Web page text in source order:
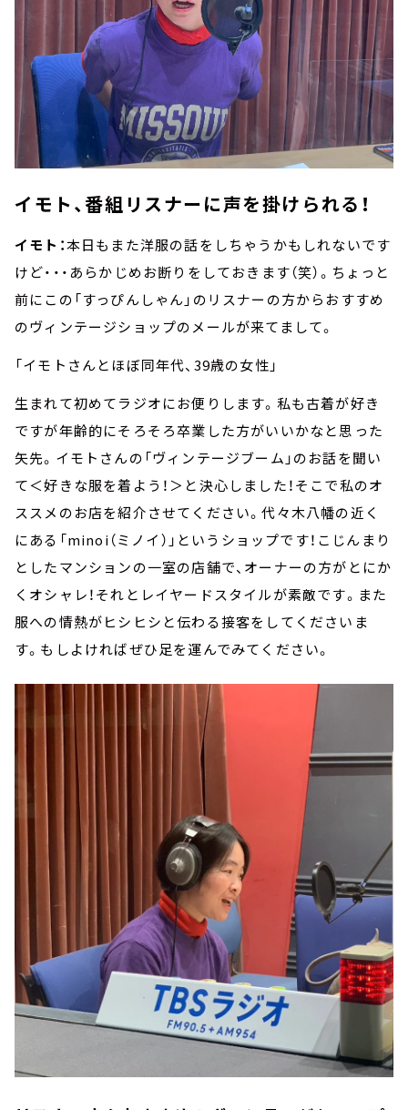
イモト、番組リスナーに声を掛けられる！
イモト：本日もまた洋服の話をしちゃうかもしれないです
けど・・・あらかじめお断りをしておきます（笑）。ちょっと
前にこの「すっぴんしゃん」のリスナーの方からおすすめ
のヴィンテージショップのメールが来てまして。
「イモトさんとほぼ同年代、39歳の女性」
生まれて初めてラジオにお便りします。私も古着が好き
ですが年齢的にそろそろ卒業した方がいいかなと思った
矢先。イモトさんの「ヴィンテージブーム」のお話を聞い
て＜好きな服を着よう！＞と決心しました！そこで私のオ
ススメのお店を紹介させてください。代々木八幡の近く
にある「minoi（ミノイ）」というショップです！こじんまり
としたマンションの一室の店舗で、オーナーの方がとにか
くオシャレ！それとレイヤードスタイルが素敵です。また
服への情熱がヒシヒシと伝わる接客をしてくださいま
す。もしよければぜひ足を運んでみてください。